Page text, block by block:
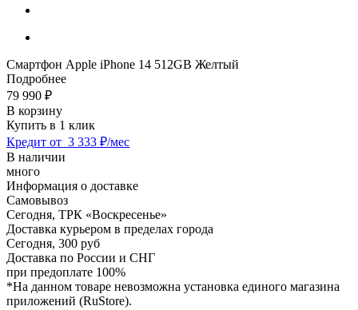
Смартфон Apple iPhone 14 512GB Желтый
Подробнее
79 990 ₽
В корзину
Купить в 1 клик
Кредит от 3 333 ₽/мес
В наличии
много
Информация о доставке
Самовывоз
Сегодня, ТРК «Воскресенье»
Доставка курьером в пределах города
Сегодня, 300 руб
Доставка по России и СНГ
при предоплате 100%
*На данном товаре невозможна установка единого магазина
приложений (RuStore).